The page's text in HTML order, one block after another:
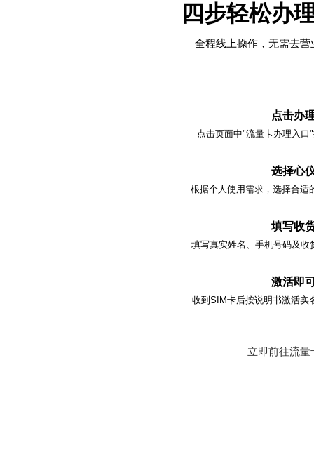
四步轻松办
全程线上操作，无需去
点击办
点击页面中"流量卡办理入口
选择心
根据个人使用需求，选择合适
填写收
填写真实姓名、手机号码及收
激活即
收到SIM卡后按说明书激活实
立即前往流量